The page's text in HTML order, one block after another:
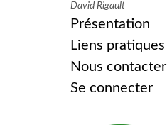
David Rigault
Présentation
Liens pratiques
Nous contacter
Se connecter